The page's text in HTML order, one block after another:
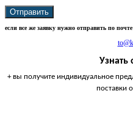
Отправить
если все же заявку нужно отправить по
Узнать
+ вы получите индивидуальное
поставки